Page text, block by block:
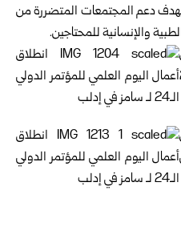
دعم المجتمعات المتضررة من
والإنسانية للمحتاجين.